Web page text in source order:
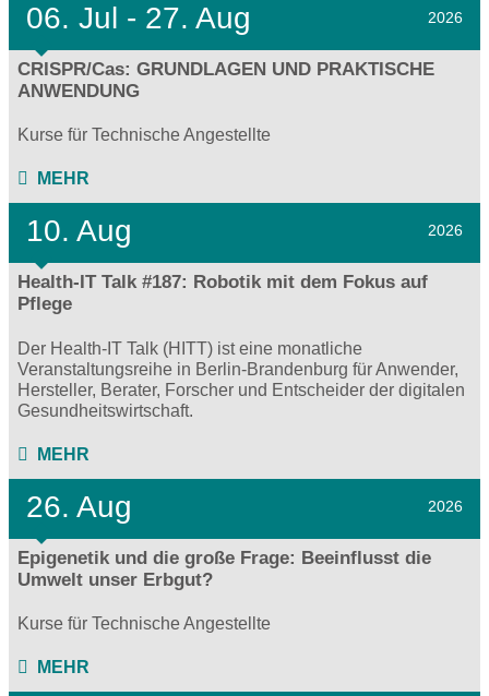
06. Jul - 27. Aug 2026
CRISPR/Cas: GRUNDLAGEN UND PRAKTISCHE
ANWENDUNG
Kurse für Technische Angestellte
MEHR
10. Aug 2026
Health-IT Talk #187: Robotik mit dem Fokus auf
Pflege
Der Health-IT Talk (HITT) ist eine monatliche
Veranstaltungsreihe in Berlin-Brandenburg für Anwender,
Hersteller, Berater, Forscher und Entscheider der digitalen
Gesundheitswirtschaft.
MEHR
26. Aug 2026
Epigenetik und die große Frage: Beeinflusst die
Umwelt unser Erbgut?
Kurse für Technische Angestellte
MEHR